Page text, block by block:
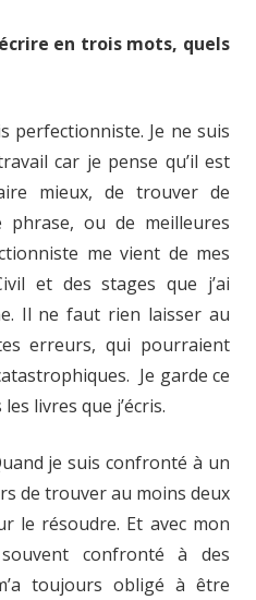
en trois mots, quels
perfectionniste. Je ne suis
car je pense qu’il est
mieux, de trouver de
phrase, ou de meilleures
me vient de mes
et des stages que j’ai
Il ne faut rien laisser au
erreurs, qui pourraient
Je garde ce
livres que j’écris.
je suis confronté à un
de trouver au moins deux
le résoudre. Et avec mon
confronté à des
toujours obligé à être